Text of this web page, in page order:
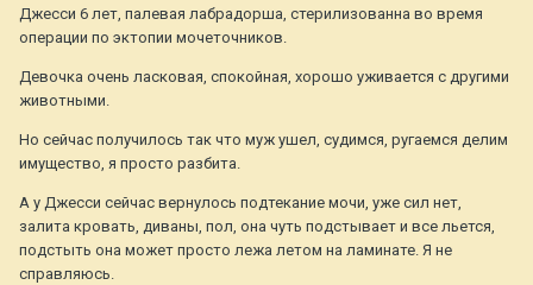
Джесси 6 лет, палевая лабрадорша, стерилизованна во время
операции по эктопии мочеточников.
Девочка очень ласковая, спокойная, хорошо уживается с другими
животными.
Но сейчас получилось так что муж ушел, судимся, ругаемся делим
имущество, я просто разбита.
А у Джесси сейчас вернулось подтекание мочи, уже сил нет,
залита кровать, диваны, пол, она чуть подстывает и все льется,
подстыть она может просто лежа летом на ламинате. Я не
справляюсь.